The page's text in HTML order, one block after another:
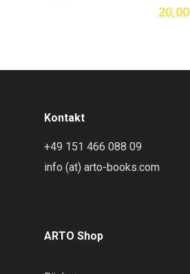
20,00
Kontakt
+49 151 466 088 09
info (at) arto-books.com
ARTO Shop